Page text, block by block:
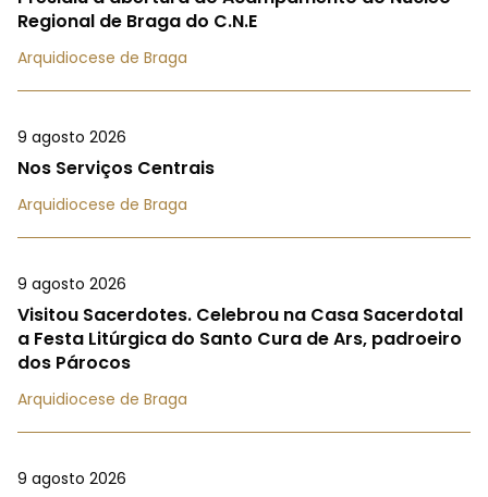
Regional de Braga do C.N.E
Arquidiocese de Braga
9 agosto 2026
Nos Serviços Centrais
Arquidiocese de Braga
9 agosto 2026
Visitou Sacerdotes. Celebrou na Casa Sacerdotal
a Festa Litúrgica do Santo Cura de Ars, padroeiro
dos Párocos
Arquidiocese de Braga
9 agosto 2026